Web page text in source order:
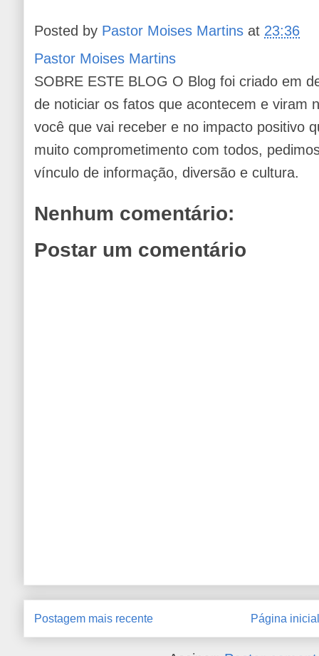
Posted by Pastor Moises Martins at 23:36
Pastor Moises Martins
SOBRE ESTE BLOG O Blog foi criado em
de noticiar os fatos que acontecem e viram
você que vai receber e no impacto positivo
muito comprometimento com todos,
vínculo de informação, diversão e cultura.
Nenhum comentário:
Postar um comentário
Postagem mais recente Página inicial